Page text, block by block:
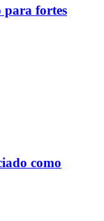
para fortes
como